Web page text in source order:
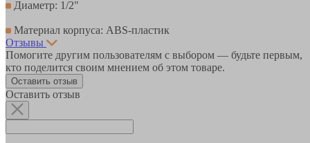
Диаметр: 1/2"
Материал корпуса: ABS-пластик
Отзывы
Помогите другим пользователям с выбором — будьте первым,
кто поделится своим мнением об этом товаре.
Оставить отзыв
Оставить отзыв